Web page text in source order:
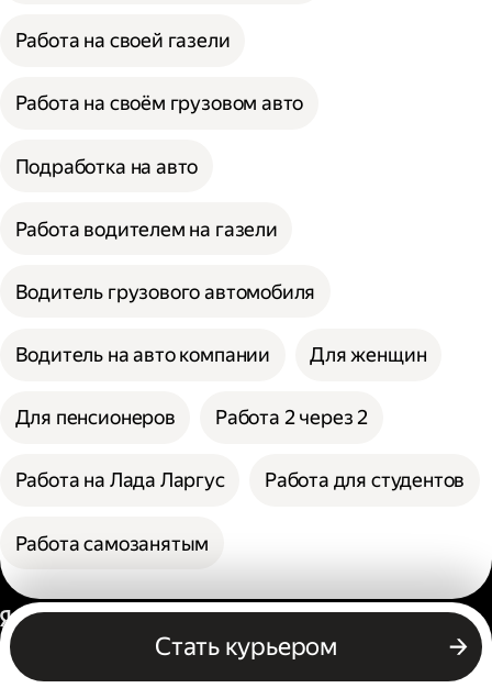
Работа на своей газели
Работа на своём грузовом авто
Подработка на авто
Работа водителем на газели
Водитель грузового автомобиля
Водитель на авто компании Для женщин
Для пенсионеров Работа 2 через 2
Работа на Лада Ларгус Работа для студентов
Работа самозанятым
Стать курьером
Россия
Бизнесу